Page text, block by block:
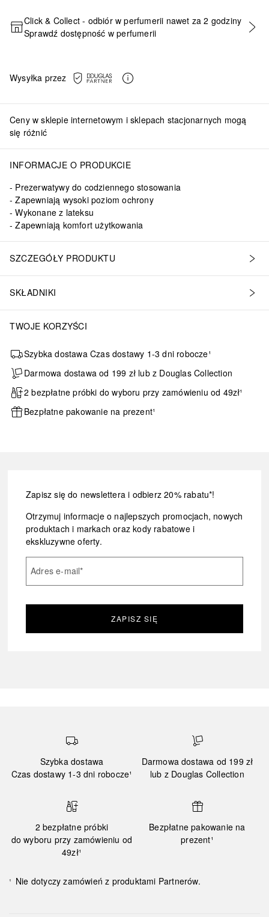
DODAJ DO KOSZYKA
Click & Collect - odbiór w perfumerii nawet za 2 godziny
Sprawdź dostępność w perfumerii
Wysyłka przez
Ceny w sklepie internetowym i sklepach stacjonarnych mogą
się różnić
INFORMACJE O PRODUKCIE
Prezerwatywy do codziennego stosowania
Zapewniają wysoki poziom ochrony
Wykonane z lateksu
Zapewniają komfort użytkowania
SZCZEGÓŁY PRODUKTU
SKŁADNIKI
TWOJE KORZYŚCI
Szybka dostawa Czas dostawy 1-3 dni robocze¹
Darmowa dostawa od 199 zł lub z Douglas Collection
2 bezpłatne próbki do wyboru przy zamówieniu od 49zł¹
Bezpłatne pakowanie na prezent¹
Zapisz się do newslettera i odbierz 20% rabatu*!
Otrzymuj informacje o najlepszych promocjach, nowych
produktach i markach oraz kody rabatowe i
ekskluzywne oferty.
Adres e-mail*
ZAPISZ SIĘ
Szybka dostawa
Czas dostawy 1-3 dni robocze¹
Darmowa dostawa od 199 zł
lub z Douglas Collection
2 bezpłatne próbki
do wyboru przy zamówieniu od
49zł¹
Bezpłatne pakowanie na
prezent¹
¹ Nie dotyczy zamówień z produktami Partnerów.